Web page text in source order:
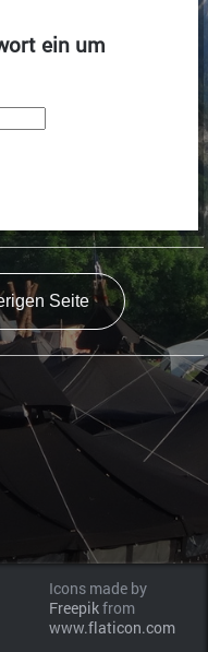
ein um
Seite
Icons made by
Freepikfrom
www.flaticon.com